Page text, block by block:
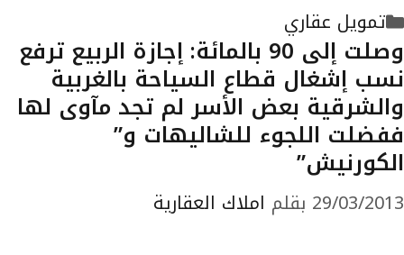
التصنيفات
تمويل عقاري
وصلت إلى 90 بالمائة: إجازة الربيع ترفع
نسب إشغال قطاع السياحة بالغربية
والشرقية بعض الأسر لم تجد مآوى لها
ففضلت اللجوء للشاليهات و”
الكورنيش”
29/03/2013 بقلم املاك العقارية